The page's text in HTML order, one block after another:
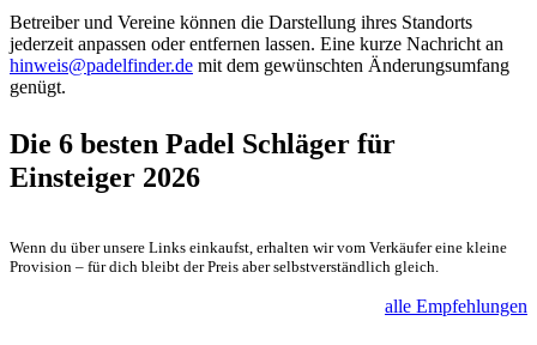
Betreiber und Vereine können die Darstellung ihres Standorts
jederzeit anpassen oder entfernen lassen. Eine kurze Nachricht an
hinweis@padelfinder.de mit dem gewünschten Änderungsumfang
genügt.
Die 6 besten Padel Schläger für
Einsteiger 2026
Wenn du über unsere Links einkaufst, erhalten wir vom Verkäufer eine kleine
Provision – für dich bleibt der Preis aber selbstverständlich gleich.
alle Empfehlungen